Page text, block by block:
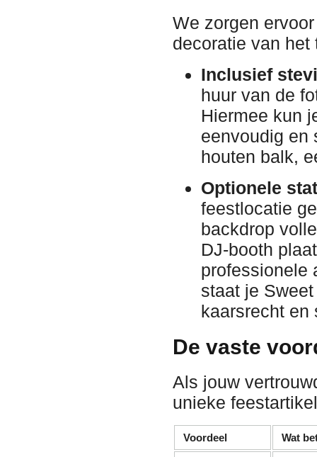
We zorgen
decoratie van het
Inclusief
huur van de
Hiermee kun
eenvoudig en
houten balk,
Optionele
feestlocatie
backdrop
DJ-booth
professionele
staat je
kaarsrecht en
De vaste
Als jouw
unieke
Voordeel Wat